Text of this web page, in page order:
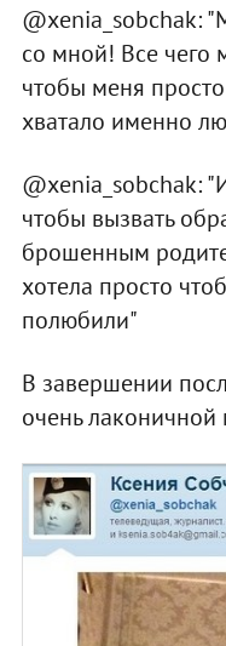
@xenia_sobchak:
со мной! Все чего
чтобы меня
хватало именно
@xenia_sobchak:
чтобы вызвать
брошенным
хотела просто
полюбили"
В завершении
очень